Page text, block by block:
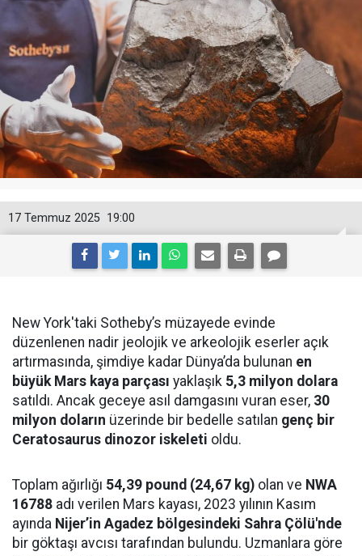
19:00
17 Temmuz 2025
New York'taki Sotheby’s müzayede evinde
düzenlenen nadir jeolojik ve arkeolojik eserler açık
artırmasında, şimdiye kadar Dünya’da bulunan en
büyük Mars kaya parçası yaklaşık 5,3 milyon dolara
satıldı. Ancak geceye asıl damgasını vuran eser, 30
milyon doların üzerinde bir bedelle satılan genç bir
Ceratosaurus dinozor iskeleti oldu.
Toplam ağırlığı 54,39 pound (24,67 kg) olan ve NWA
16788 adı verilen Mars kayası, 2023 yılının Kasım
ayında Nijer’in Agadez bölgesindeki Sahra Çölü'nde
bir göktaşı avcısı tarafından bulundu. Uzmanlara göre